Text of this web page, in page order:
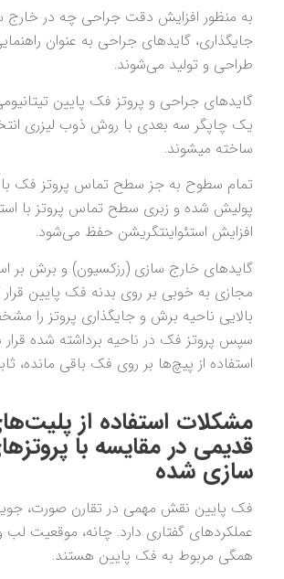
به منظور افزایش دقت جراحی چه در خارج
جایگذاری، گایدهای جراحی به عنوان
طراحی و تولید می‌شوند.
گایدهای جراحی و پروتز فک پایین
ساخته میشوند.
تمام سطوح به جز سطح تماس پروتز فک با
پولیش شده و زبری سطح تماس پروتز با
افزایش استئواینتگریشن حفظ می‌شود.
گایدهای خارج سازی (رزکسیون) و برش بر
مجازی به خوبی بر روی بدنه فک پایین
بالایی ناحیه برش و جایگذاری پروتز را
سپس پروتز فک در ناحیه برداشته شده قرار
استفاده از پیچ‌ها‌ بر روی فک باقی مانده،
مشکلات استفاده از
قدیمی در مقایسه با
سازی شده
فک پایین نقش مهمی در تقارن صورت،
عملکردهای گفتاری دارد. چانه، موقعیت لب
همگی مربوط به فک پایین هستند.